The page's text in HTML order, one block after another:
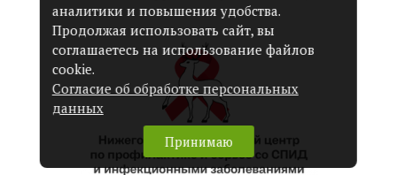
аналитики и повышения удобства.
Продолжая использовать сайт, вы
соглашаетесь на использование файлов
cookie.
Согласие об обработке персональных
данных
Принимаю